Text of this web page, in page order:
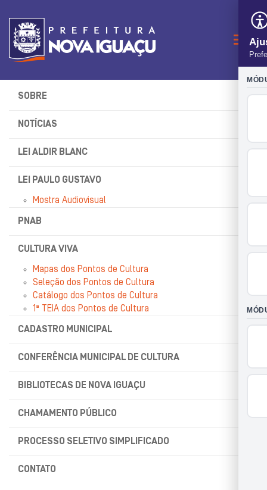
SOBRE
NOTÍCIAS
LEI ALDIR BLANC
LEI PAULO GUSTAVO
Mostra Audiovisual
PNAB
CULTURA VIVA
Mapas dos Pontos de Cultura
Seleção dos Pontos de Cultura
Catálogo dos Pontos de Cultura
1ª TEIA dos Pontos de Cultura
CADASTRO MUNICIPAL
CONFERÊNCIA MUNICIPAL DE CULTURA
BIBLIOTECAS DE NOVA IGUAÇU
CHAMAMENTO PÚBLICO
PROCESSO SELETIVO SIMPLIFICADO
CONTATO